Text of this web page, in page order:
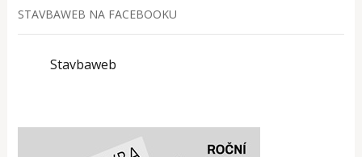
STAVBAWEB NA FACEBOOKU
Stavbaweb